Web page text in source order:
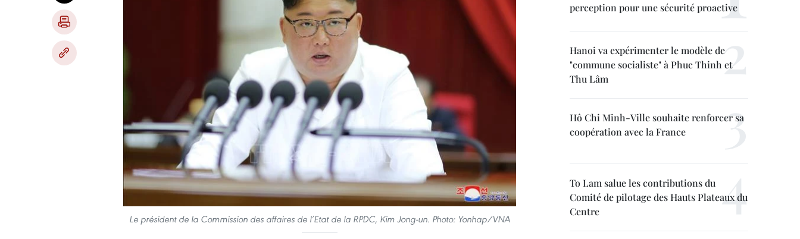
Le président de la Commission des affaires de l’Etat de la RPDC, Kim Jong-un. Photo: Yonhap/VNA
perception pour une sécurité proactive
Hanoi va expérimenter le modèle de
"commune socialiste" à Phuc Thinh et
Thu Lâm
Hô Chi Minh-Ville souhaite renforcer sa
coopération avec la France
To Lam salue les contributions du
Comité de pilotage des Hauts Plateaux du
Centre